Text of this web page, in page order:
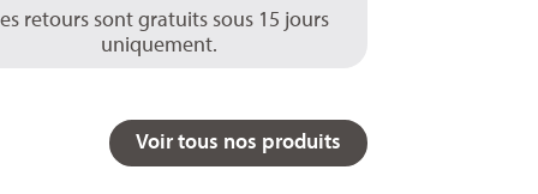
retours sont gratuits sous 15 jours
uniquement.
Voir tous nos produits